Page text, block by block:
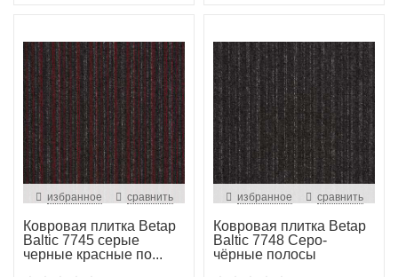
избранное сравнить
Ковровая плитка Betap
Baltic 7745 серые
черные красные по...
избранное сравнить
Ковровая плитка Betap
Baltic 7748 Серо-
чёрные полосы